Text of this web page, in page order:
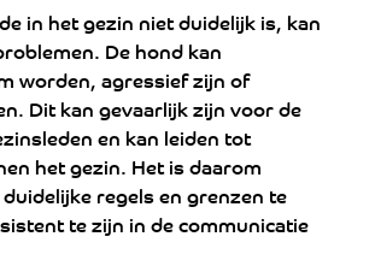
in het gezin niet duidelijk is, kan
De hond kan
worden, agressief zijn of
Dit kan gevaarlijk zijn voor de
en kan leiden tot
het gezin. Het is daarom
regels en grenzen te
te zijn in de communicatie